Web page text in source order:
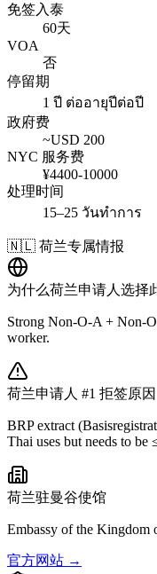
免签入泰
60天
VOA
否
停留期
1 ปี ต่ออายุปีต่อปี
政府费
~USD 200
NYC 服务费
¥4400-10000
处理时间
15–25 วันทำการ
🇳🇱 荷兰专属情报
为什么荷兰申请人选择
Strong Non-O-A + Non-
worker.
荷兰申请人 #1 拒签原因
BRP extract
Thai uses but needs to
荷兰驻曼谷使馆
Embassy of the Kingdom
官方网站 →